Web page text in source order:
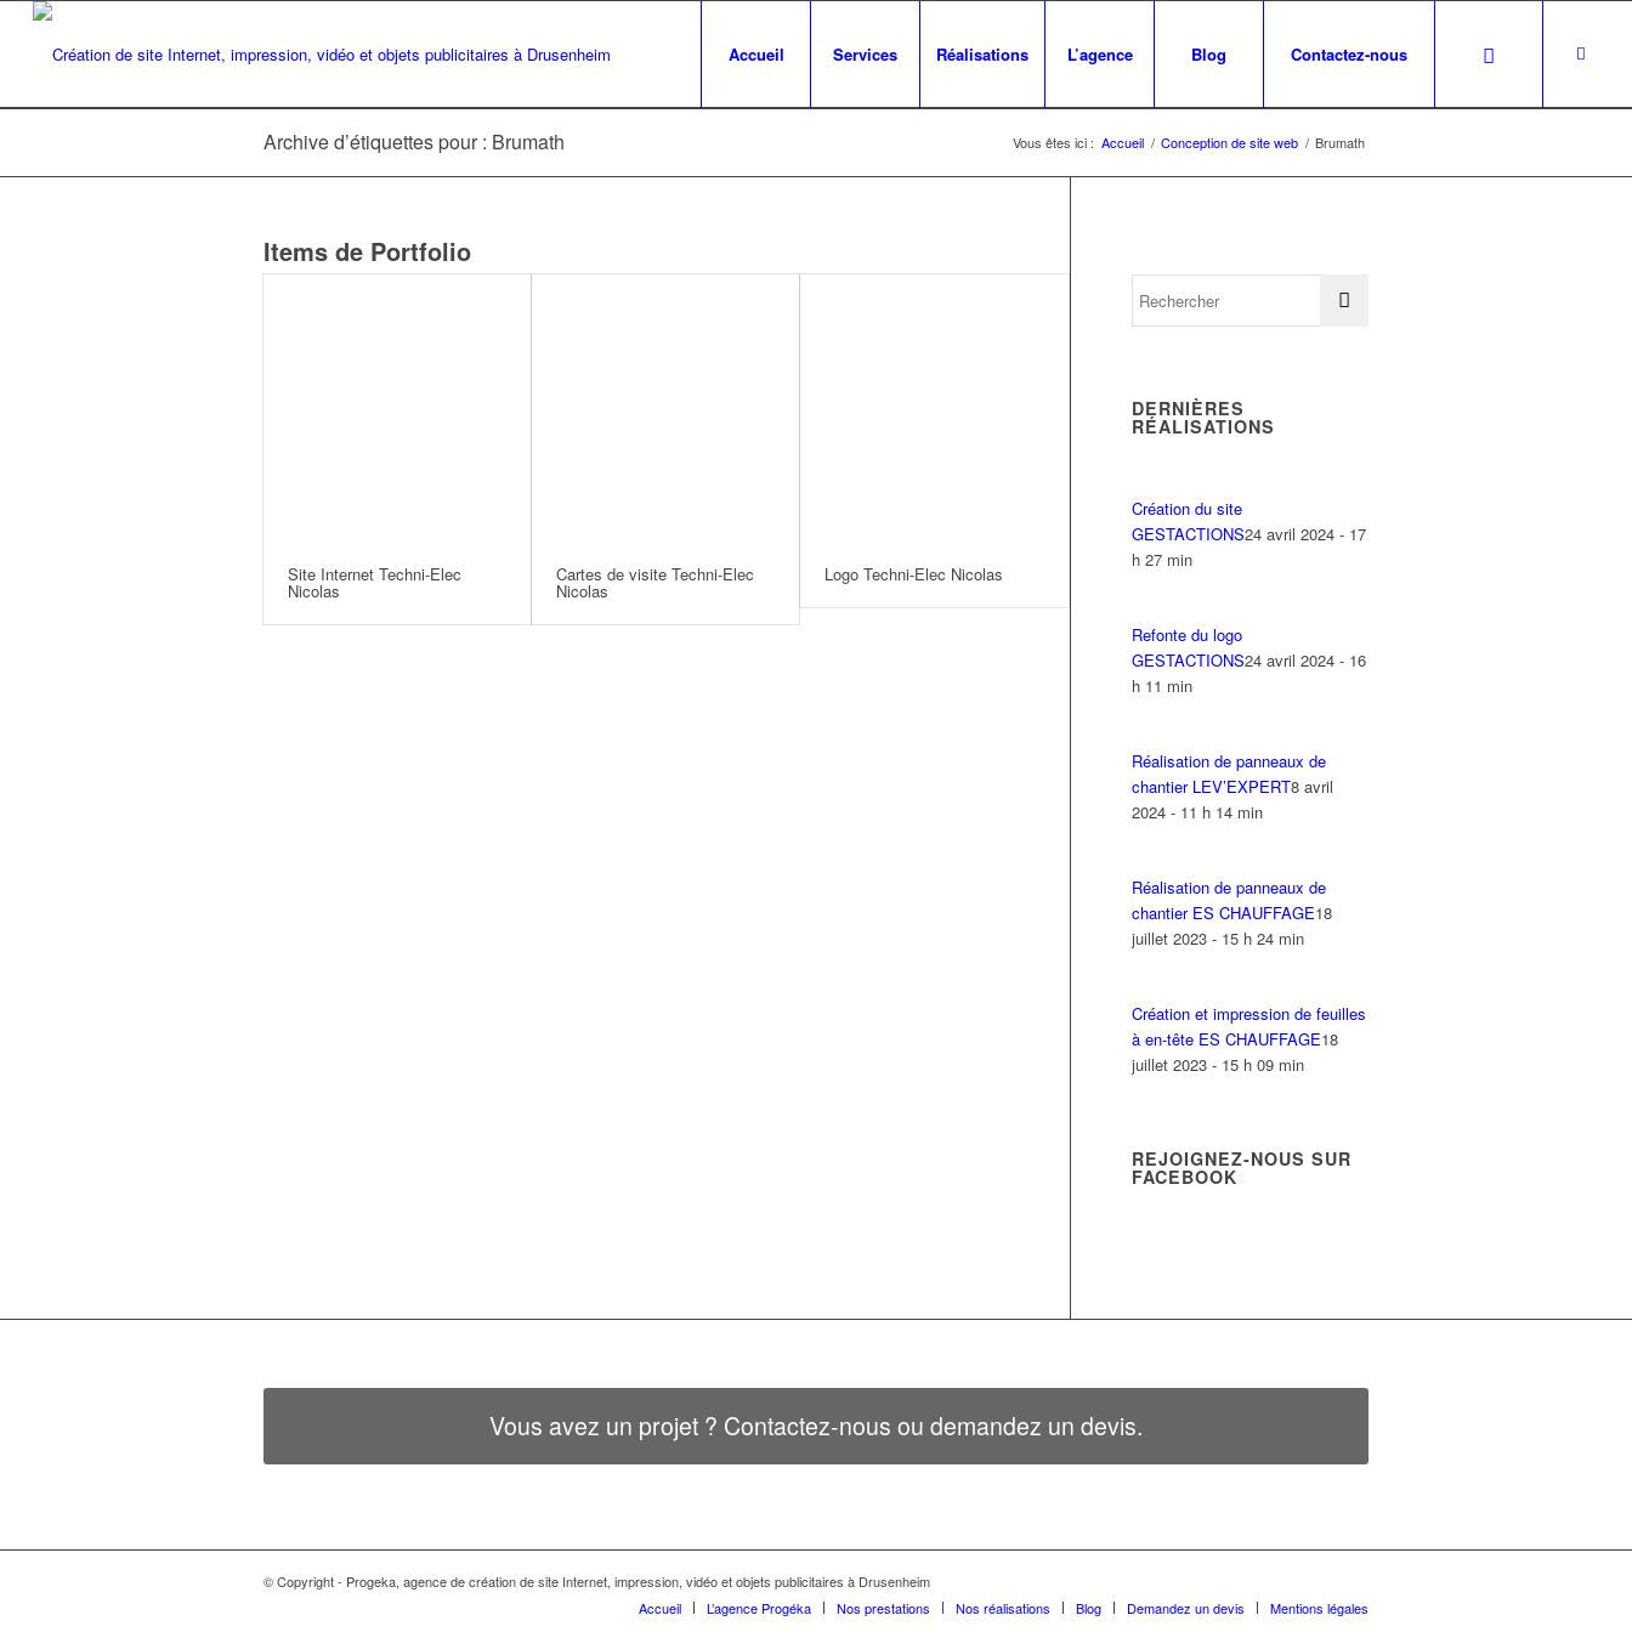
Accueil Services Réalisations L’agence Blog Contactez-nous
Archive d’étiquettes pour : Brumath Vous êtes ici : Accueil / Conception de site web / Brumath
Items de Portfolio
Site Internet Techni-Elec
Nicolas
Cartes de visite Techni-Elec
Nicolas
Logo Techni-Elec Nicolas
DERNIÈRES
RÉALISATIONS
Création du site
GESTACTIONS24 avril 2024 - 17
h 27 min
Refonte du logo
GESTACTIONS24 avril 2024 - 16
h 11 min
Réalisation de panneaux de
chantier LEV’EXPERT8 avril
2024 - 11 h 14 min
Réalisation de panneaux de
chantier ES CHAUFFAGE18
juillet 2023 - 15 h 24 min
Création et impression de feuilles
à en-tête ES CHAUFFAGE18
juillet 2023 - 15 h 09 min
REJOIGNEZ-NOUS SUR
FACEBOOK
Vous avez un projet ? Contactez-nous ou demandez un devis.
© Copyright - Progeka, agence de création de site Internet, impression, vidéo et objets publicitaires à Drusenheim
Accueil
L’agence Progéka Nos prestations Nos réalisations Blog Demandez un devis Mentions légales